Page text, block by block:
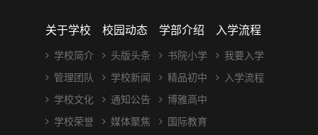
关于学校
学校简介
管理团队
学校文化
学校荣誉
校园动态
头版头条
学校新闻
通知公告
媒体聚焦
学部介绍
书院小学
精品初中
博雅高中
国际教育
入学流程
我要入学
入学流程